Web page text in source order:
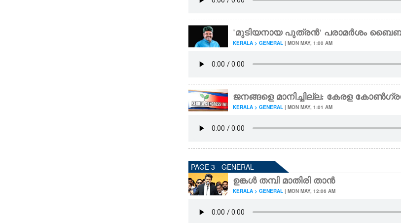
'മുടിയനായ പുത്രൻ' പരാമർശം
KERALA > GENERAL| MON MAY, 1:00 AM
ജനങ്ങളെ മാനിച്ചില്ല: കേരള
KERALA > GENERAL| MON MAY, 1:01 AM
PAGE 3 - GENERAL
ഉങ്കൾ തമ്പി മാതിരി താൻ
KERALA > GENERAL| MON MAY, 12:06 AM